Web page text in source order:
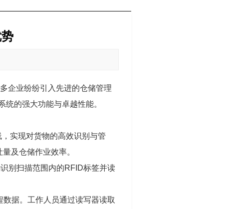
企业纷纷引入先进的仓储管理
的强大功能与卓越性能。
实现对货物的高效识别与管
及仓储作业效率。
别扫描范围内的RFID标签并读
据。工作人员通过读写器读取